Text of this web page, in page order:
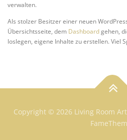
verwalten.
Als stolzer Besitzer einer neuen
Übersichtsseite, dem Dashboardgehen,
loslegen, eigene Inhalte zu erstellen. Viel
Copyright © 2026 Living Room